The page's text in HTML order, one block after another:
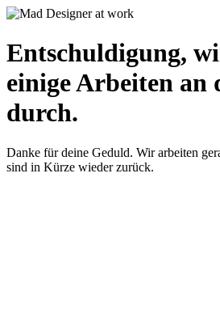
Entschuldigung,
einige Arbeiten an
durch.
Danke für deine Geduld. Wir arbeiten
sind in Kürze wieder zurück.